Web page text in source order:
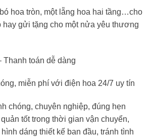
hoa tròn, một lẵng hoa hai tầng…cho
hay gửi tặng cho một nửa yêu thương
toán dễ dàng
miễn phí với điện hoa 24/7 uy tín
chóng, chuyên nghiệp, đúng hẹn
tốt trong thời gian vận chuyển,
dáng thiết kế ban đầu, tránh tình